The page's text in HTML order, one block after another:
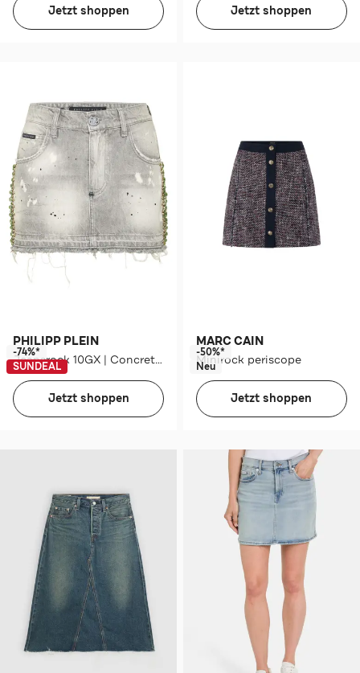
Jetzt shoppen Jetzt shoppen
PHILIPP PLEIN
Jeansrock 10GX | ConcreteGrey
-74%*
SUNDEAL
Jetzt shoppen
MARC CAIN
Minirock periscope
-50%*
Neu
Jetzt shoppen